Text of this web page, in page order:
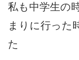
私も中学生の
まりに行った
た